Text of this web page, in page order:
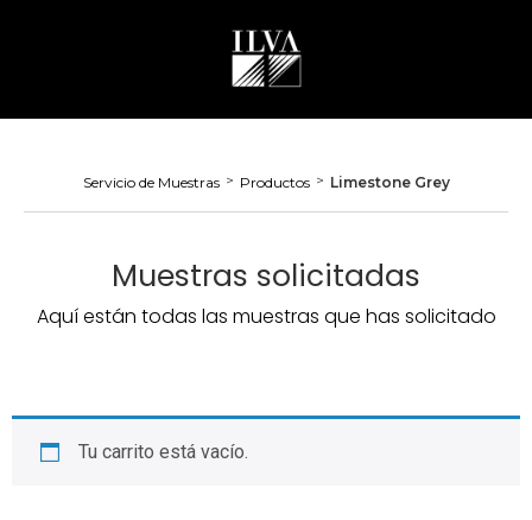
Servicio de Muestras > Productos > Limestone Grey
Muestras solicitadas
Aquí están todas las muestras que has solicitado
Tu carrito está vacío.